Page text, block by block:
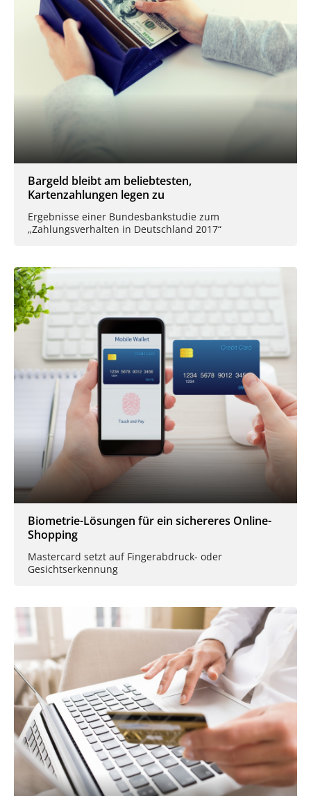
Bargeld bleibt am beliebtesten,
Kartenzahlungen legen zu
Ergebnisse einer Bundesbankstudie zum
„Zahlungsverhalten in Deutschland 2017“
Biometrie-Lösungen für ein sichereres Online-
Shopping
Mastercard setzt auf Fingerabdruck- oder
Gesichtserkennung